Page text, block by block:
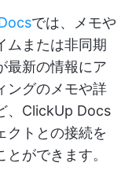
では、メモや
ムまたは非同期
最新の情報にア
ングのメモや詳
、ClickUp Docs
クトとの接続を
ができます。